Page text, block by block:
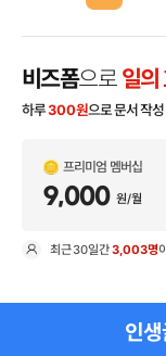
비즈폼으로 일의
하루300원으로 문서 작
프리미엄 멤버십
9,000 원/월
최근30일간3,003명
인